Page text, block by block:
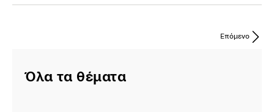
Όλα τα θέματα
Επόμενο